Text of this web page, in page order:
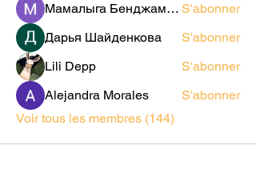
Мамалыга Бенджаминович S'abonner
Дарья Шайденкова
S'abonner
Lili Depp
S'abonner
Alejandra Morales
S'abonner
Voir tous les membres (144)